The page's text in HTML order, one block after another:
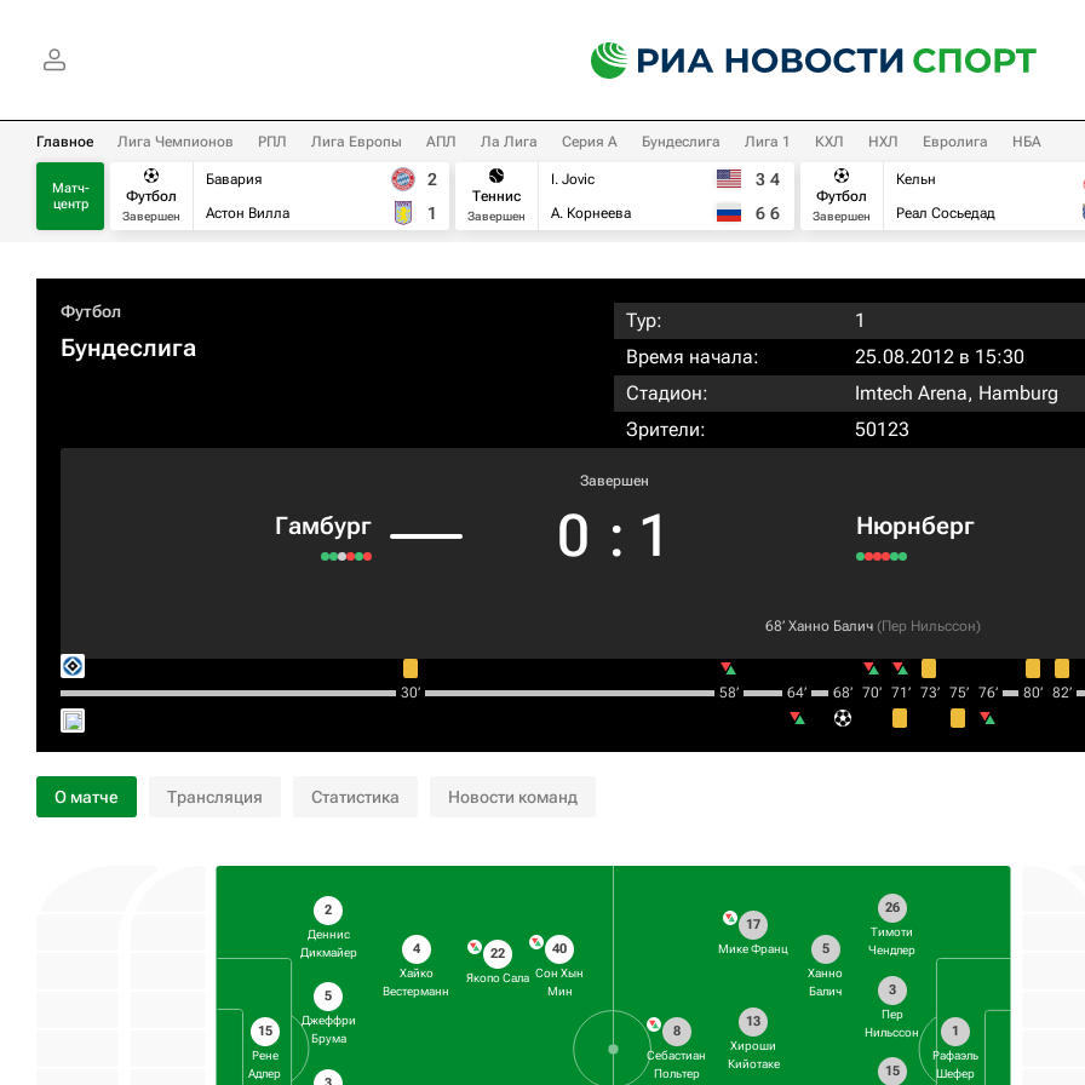
Главное Лига Чемпионов РПЛ Лига Европы АПЛ Ла Лига Серия А Бундеслига Лига 1 КХЛ НХЛ Евролига НБА
Матч-
центр
Футбол
Завершен
Бавария
Астон Вилла
2
1
Теннис
Завершен
I. Jovic
А. Корнеева
3 4
6 6
Футбол
Завершен
Кельн
Реал Сосьедад
Футбол
Бундеслига
Тур:
1
Время начала:
25.08.2012 в 15:30
Стадион:
Imtech Arena, Hamburg
Зрители:
50123
Гамбург
Завершен
0 : 1 Нюрнберг
68‎’‎ Ханно Балич (Пер Нильссон)
30‎’‎ 58‎’‎ 64‎’‎ 68‎’‎ 70‎’‎ 71‎’‎ 73‎’‎ 75‎’‎ 76‎’‎ 80‎’‎ 82‎’‎
О матче Трансляция Статистика Новости команд
15
Рене
Адлер
2
Деннис
Дикмайер
5
Джеффри
Брума
4
Хайко
Вестерманн
22
Якопо Сала
40
Сон Хын
Мин
1
Рафаэль
Шефер
26
Тимоти
Чендлер
3
Пер
Нильссон
15
5
Ханно
Балич
17
Мике Франц
13
Хироши
Кийотаке
8
Себастиан
Польтер